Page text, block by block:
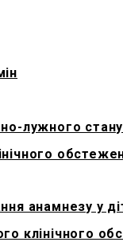
лужного стану
анамнезу у
клінічного